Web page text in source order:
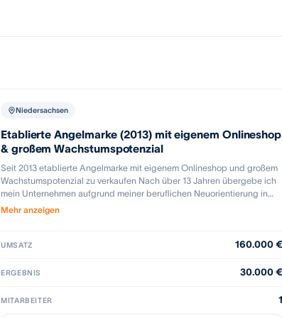
Niedersachsen
Etablierte Angelmarke (2013) mit eigenem Onlineshop
& großem Wachstumspotenzial
Seit 2013 etablierte Angelmarke mit eigenem Onlineshop und großem
Wachstumspotenzial zu verkaufen Nach über 13 Jahren übergebe ich
mein Unternehmen aufgrund meiner beruflichen Neuorientierung in
neue Hände. Zum Verkauf steht das komplette Unternehmen inklusive
YouTube-Kanälen, Produktrezepturen, Verpackungsdesigns,
(Baujahr 2014) als Firmenfahrzeug. Das Unternehmen hat sich seit 2013
Käufer übernimmt ein sofort weiterführbares Unternehmen mit
Mehr anzeigen
UMSATZ 160.000 €
ERGEBNIS 30.000 €
MITARBEITER 1